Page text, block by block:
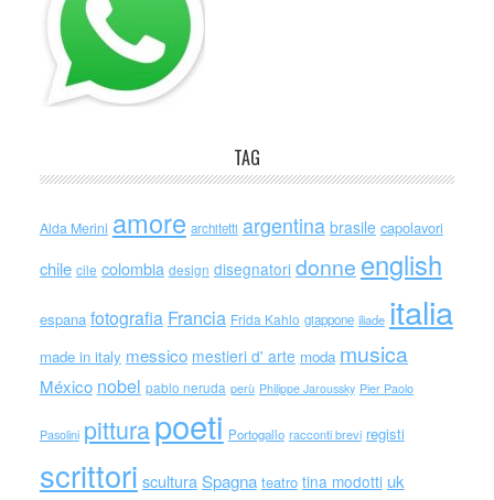
TAG
Alda Merini amore architetti argentina brasile capolavori
chile cile colombia design disegnatori donne english
espana fotografia Francia Frida Kahlo giappone iliade italia
made in italy messico mestieri d' arte moda musica
México nobel pablo neruda perù Philippe Jaroussky Pier Paolo
Pasolini pitturapoeti Portogallo racconti brevi registi
scrittori scultura Spagna teatro tina modotti uk